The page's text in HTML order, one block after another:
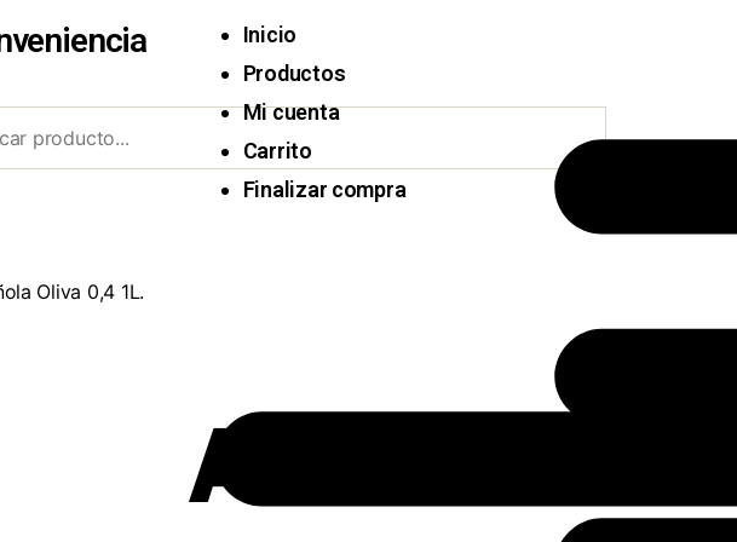
Inicio
Productos
Mi cuenta
Carrito
Finalizar compra
Oliva 0,4 1L.
Aceite La